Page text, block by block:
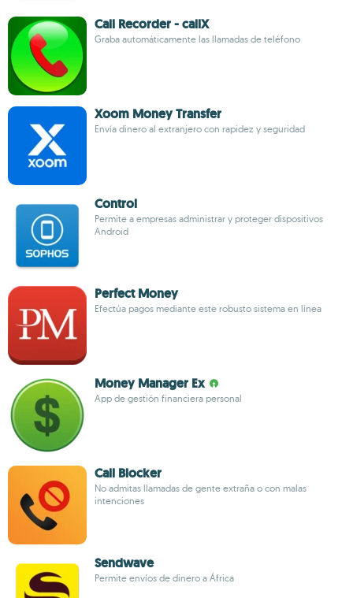
Call Recorder - callX
Graba automáticamente las llamadas de teléfono
Xoom Money Transfer
Envía dinero al extranjero con rapidez y seguridad
Control
Permite a empresas administrar y proteger dispositivos
Android
Perfect Money
Efectúa pagos mediante este robusto sistema en línea
Money Manager Ex
App de gestión financiera personal
Call Blocker
No admitas llamadas de gente extraña o con malas
intenciones
Sendwave
Permite envíos de dinero a África